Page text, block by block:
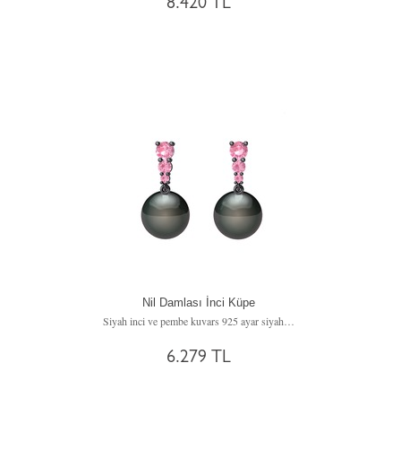
8.420 TL
Nil Damlası İnci Küpe
6.279 TL